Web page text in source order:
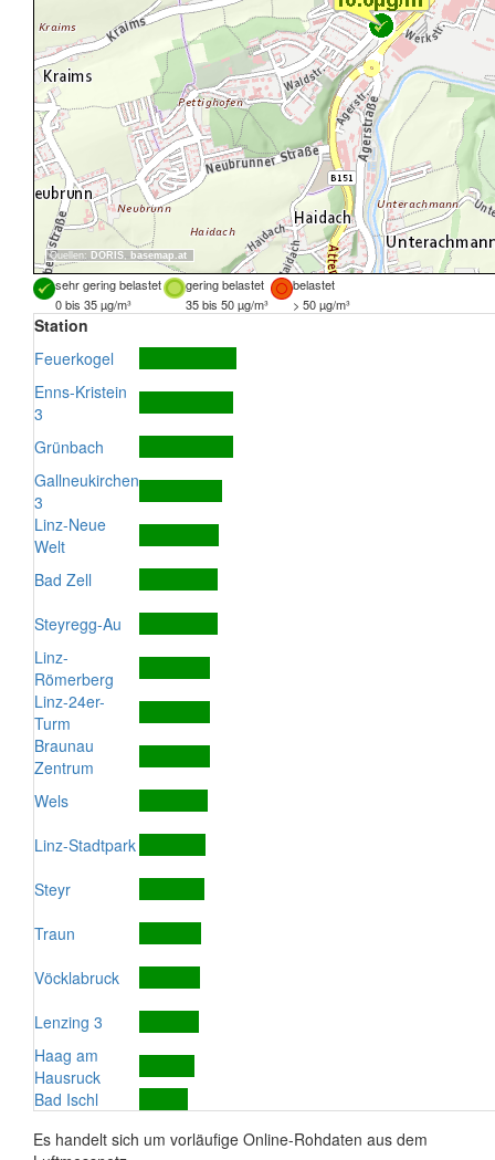
Quellen: DORIS, basemap.at
sehr gering belastet gering belastet
belastet
0 bis 35 µg/m³
35 bis 50 µg/m³ > 50 µg/m³
Station
Feuerkogel
Enns-Kristein
3
Grünbach
Gallneukirchen
3
Linz-Neue
Welt
Bad Zell
Steyregg-Au
Linz-
Römerberg
Linz-24er-
Turm
Braunau
Zentrum
Wels
Linz-Stadtpark
Steyr
Traun
Vöcklabruck
Lenzing 3
Haag am
Hausruck
Bad Ischl
Es handelt sich um vorläufige Online-Rohdaten aus dem